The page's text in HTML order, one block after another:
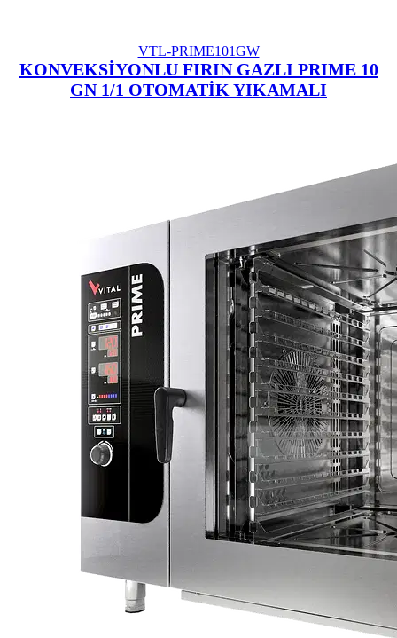
VTL-PRIME101GW
KONVEKSİYONLU FIRIN GAZLI PRIME 10
GN 1/1 OTOMATİK YIKAMALI